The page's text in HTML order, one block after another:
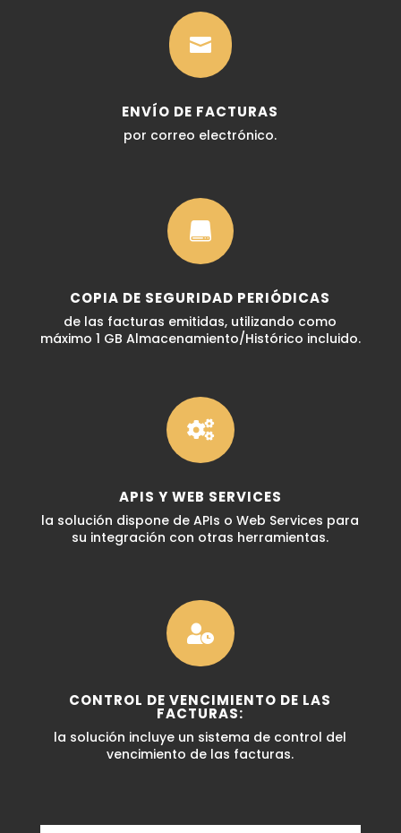

ENVÍO DE FACTURAS
por correo electrónico.​

COPIA DE SEGURIDAD PERIÓDICAS
de las facturas emitidas, utilizando como
máximo 1 GB Almacenamiento/Histórico incluido.

APIS Y WEB SERVICES
la solución dispone de APIs o Web Services para
su integración con otras herramientas.​

CONTROL DE VENCIMIENTO DE LAS
FACTURAS:
la solución incluye un sistema de control del
vencimiento de las facturas.